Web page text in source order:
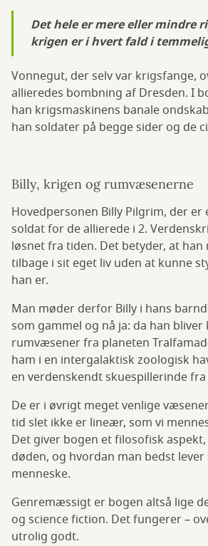
Det hele er mere eller mindre
krigen er i hvert fald i
Vonnegut, der selv var krigsfange,
allieredes bombning af Dresden. I
han krigsmaskinens banale
han soldater på begge sider og de
Billy, krigen og rumvæsenerne
Hovedpersonen Billy Pilgrim, der er
soldat for de allierede i 2.
løsnet fra tiden. Det betyder, at
tilbage i sit eget liv uden at kunne
han er.
Man møder derfor Billy i hans
som gammel og nå ja: da han
rumvæsener fra planeten
ham i en intergalaktisk zoologisk
en verdenskendt skuespillerinde fra
De er i øvrigt meget venlige
tid slet ikke er lineær, som vi
Det giver bogen et filosofisk
døden, og hvordan man bedst lever
menneske.
Genremæssigt er bogen altså lige
og science fiction. Det fungerer –
utrolig godt.